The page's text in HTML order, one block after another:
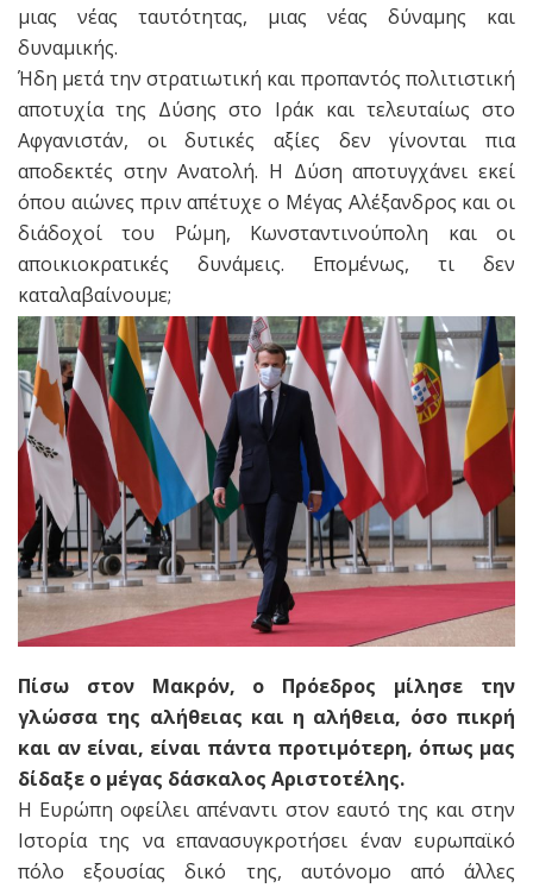
μιας νέας ταυτότητας, μιας νέας δύναμης και
δυναμικής.
Ήδη μετά την στρατιωτική και προπαντός πολιτιστική
αποτυχία της Δύσης στο Ιράκ και τελευταίως στο
Αφγανιστάν, οι δυτικές αξίες δεν γίνονται πια
αποδεκτές στην Ανατολή. Η Δύση αποτυγχάνει εκεί
όπου αιώνες πριν απέτυχε ο Μέγας Αλέξανδρος και οι
διάδοχοί του Ρώμη, Κωνσταντινούπολη και οι
αποικιοκρατικές δυνάμεις. Επομένως, τι δεν
καταλαβαίνουμε;
Πίσω στον Μακρόν, ο Πρόεδρος μίλησε την
γλώσσα της αλήθειας και η αλήθεια, όσο πικρή
και αν είναι, είναι πάντα προτιμότερη, όπως μας
δίδαξε ο μέγας δάσκαλος Αριστοτέλης.
Η Ευρώπη οφείλει απέναντι στον εαυτό της και στην
Ιστορία της να επανασυγκροτήσει έναν ευρωπαϊκό
πόλο εξουσίας δικό της, αυτόνομο από άλλες